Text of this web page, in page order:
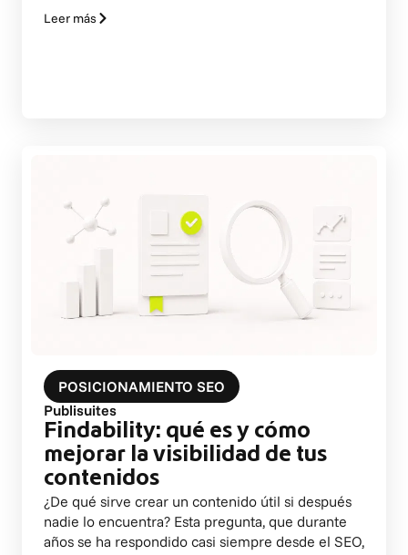
Leer más
POSICIONAMIENTO SEO
Publisuites
Findability: qué es y cómo
mejorar la visibilidad de tus
contenidos
¿De qué sirve crear un contenido útil si después
nadie lo encuentra? Esta pregunta, que durante
años se ha respondido casi siempre desde el SEO,